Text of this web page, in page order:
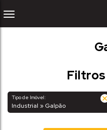
Filtros
Tipo de Imóvel:
Industrial » Galpão